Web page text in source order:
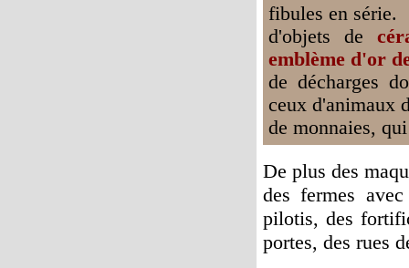
fibules en série.
d'objets de
emblème d'or
de décharges
ceux d'animaux
de monnaies,
De plus des
des fermes
pilotis, des
portes, des rues